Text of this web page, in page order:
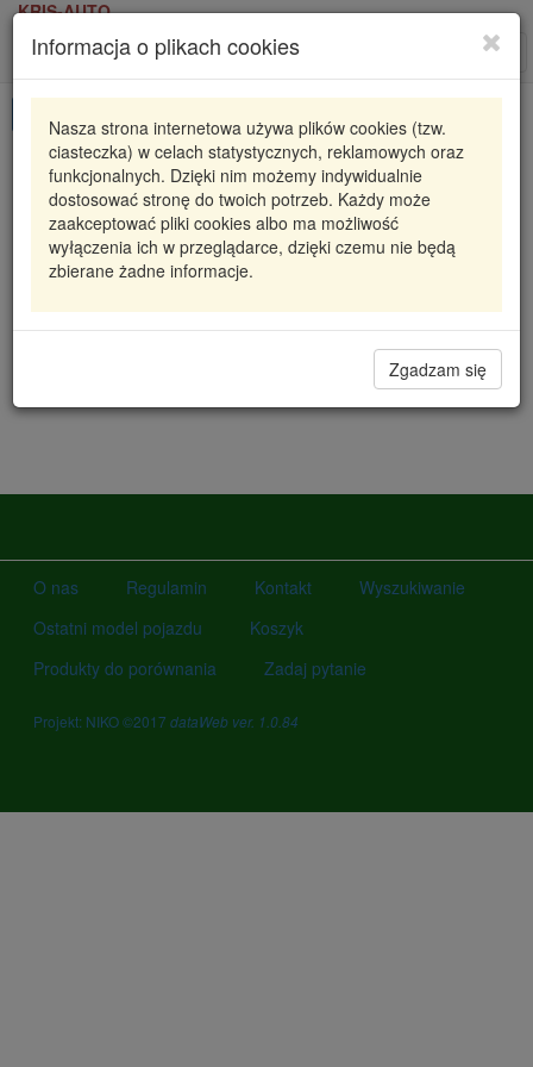
KRIS-AUTO
Informacja o plikach cookies
Nasza strona internetowa używa plików cookies (tzw.
ciasteczka) w celach statystycznych, reklamowych oraz
funkcjonalnych. Dzięki nim możemy indywidualnie
dostosować stronę do twoich potrzeb. Każdy może
zaakceptować pliki cookies albo ma możliwość
wyłączenia ich w przeglądarce, dzięki czemu nie będą
zbierane żadne informacje.
Zgadzam się
Karta produktu
30940536 SWAG
SWORZEŃ WAH. AUDI/VW
154,89 zł
Filia Lublin 0
Magazyn III
O nas Regulamin Kontakt
Wyszukiwanie
Ostatni model pojazdu
Koszyk
Produkty do porównania
Zadaj pytanie
Projekt: NIKO ©2017 dataWeb ver. 1.0.84